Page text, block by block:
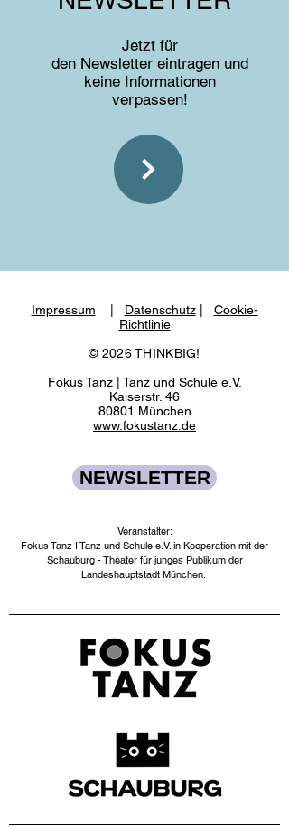
Jetzt für
den Newsletter eintragen und
keine Informationen
verpassen!
Impressum Datenschutz| Cookie-
Richtlinie
© 2026 THINKBIG!
Fokus Tanz | Tanz und Schule e.V.
Kaiserstr. 46
80801 München
www.fokustanz.de
NEWSLETTER
Veranstalter:
Fokus Tanz I Tanz und Schule e.V. in Kooperation mit der
Schauburg - Theater für junges Publikum der
Landeshauptstadt München. ​